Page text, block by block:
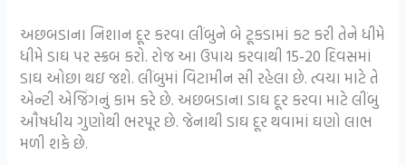
અછબડાના નિશાન દૂર કરવા લીંબુને બે ટૂકડામાં કટ કરી તેને ધીમે
ધીમે ડાઘ પર સ્ક્રબ કરો. રોજ આ ઉપાય કરવાથી 15-20 દિવસમાં
ડાઘ ઓછા થઇ જશે. લીંબુમાં વિટામીન સી રહેલા છે. ત્વચા માટે તે
એન્ટી એજિંગનું કામ કરે છે. અછબડાના ડાઘ દૂર કરવા માટે લીંબુ
ઔષધીય ગુણોથી ભરપૂર છે. જેનાથી ડાઘ દૂર થવામાં ઘણો લાભ
મળી શકે છે.